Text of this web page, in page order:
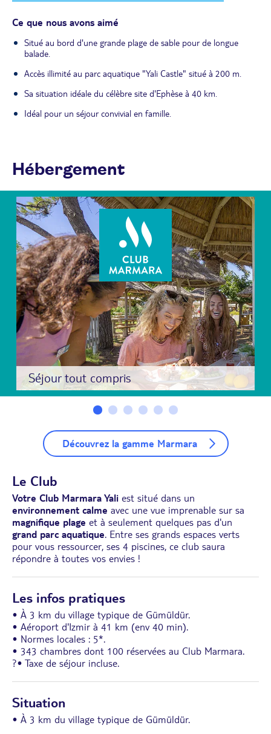
Ce que nous avons aimé
Situé au bord d'une grande plage de sable pour de longue
balade.
Accès illimité au parc aquatique "Yali Castle" situé à 200 m.
Sa situation idéale du célèbre site d'Ephèse à 40 km.
Idéal pour un séjour convivial en famille.
Hébergement
Séjour tout compris
Découvrez la gamme Marmara
Le Club
Votre Club Marmara Yali est situé dans un
environnement calme avec une vue imprenable sur sa
magnifique plage et à seulement quelques pas d'un
grand parc aquatique. Entre ses grands espaces verts
pour vous ressourcer, ses 4 piscines, ce club saura
répondre à toutes vos envies !
Les infos pratiques
• À 3 km du village typique de Gümüldür.
• Aéroport d'Izmir à 41 km (env 40 min).
• Normes locales : 5*.
• 343 chambres dont 100 réservées au Club Marmara.
?• Taxe de séjour incluse.
Situation
• À 3 km du village typique de Gümüldür.